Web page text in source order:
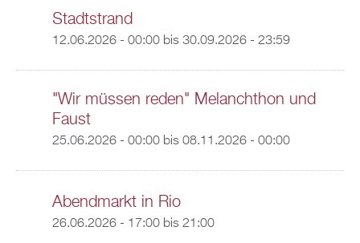
Stadtstrand
12.06.2026 - 00:00bis 30.09.2026 - 23:59
"Wir müssen reden" Melanchthon und
Faust
25.06.2026 - 00:00bis 08.11.2026 - 00:00
Abendmarkt in Rio
26.06.2026 - 17:00bis 21:00